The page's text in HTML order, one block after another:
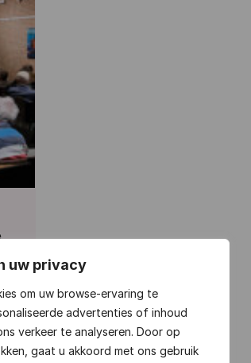
uw privacy
om uw browse-ervaring te
advertenties of inhoud
verkeer te analyseren. Door op
gaat u akkoord met ons gebruik